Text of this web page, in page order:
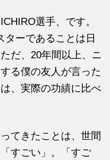
選手、です。
ターであることは日
だ、20年間以上、ニ
る僕の友人が言った
、実際の功績に比べ
てきたことは、世間
すごい」。「すご